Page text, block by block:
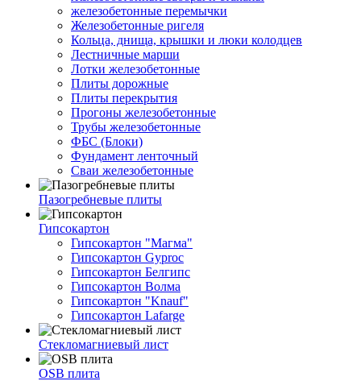
железобетонные перемычки
Железобетонные ригеля
Кольца, днища, крышки и люки колодцев
Лестничные марши
Лотки железобетонные
Плиты дорожные
Плиты перекрытия
Прогоны железобетонные
Трубы железобетонные
ФБС (Блоки)
Фундамент ленточный
Сваи железобетонные
Пазогребневые плиты
Гипсокартон
Гипсокартон "Магма"
Гипсокартон Gyproc
Гипсокартон Белгипс
Гипсокартон Волма
Гипсокартон "Knauf"
Гипсокартон Lafarge
Стекломагниевый лист
OSB плита